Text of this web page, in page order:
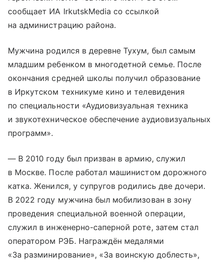
сообщает ИА IrkutskMedia со ссылкой
на администрацию района.
Мужчина родился в деревне Тухум, был самым
младшим ребенком в многодетной семье. После
окончания средней школы получил образование
в Иркутском техникуме кино и телевидения
по специальности «Аудиовизуальная техника
и звукотехническое обеспечение аудиовизуальных
программ».
— В 2010 году был призван в армию, служил
в Москве. После работал машинистом дорожного
катка. Женился, у супругов родились две дочери.
В 2022 году мужчина был мобилизован в зону
проведения специальной военной операции,
служил в инженерно-саперной роте, затем стал
оператором РЭБ. Награждён медалями
«За разминирование», «За воинскую доблесть»,